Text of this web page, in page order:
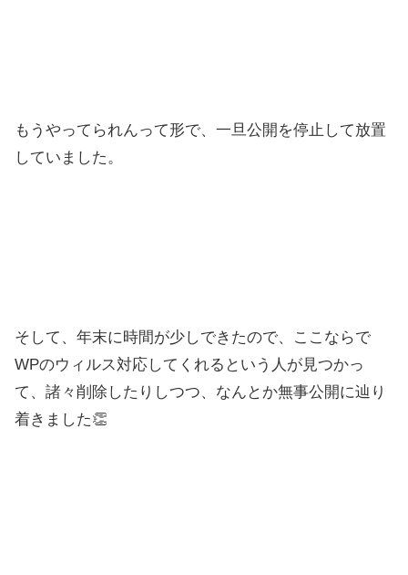
もうやってられんって形で、一旦公開を停止して放置
していました。
そして、年末に時間が少しできたので、ここならで
WPのウィルス対応してくれるという人が見つかっ
て、諸々削除したりしつつ、なんとか無事公開に辿り
着きました👏